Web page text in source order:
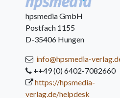
hpsmedia GmbH
Postfach 1155
D-35406 Hungen
info@hpsmedia-
++49 (0) 6402-7082660
https://hpsmedia-
verlag.de/helpdesk